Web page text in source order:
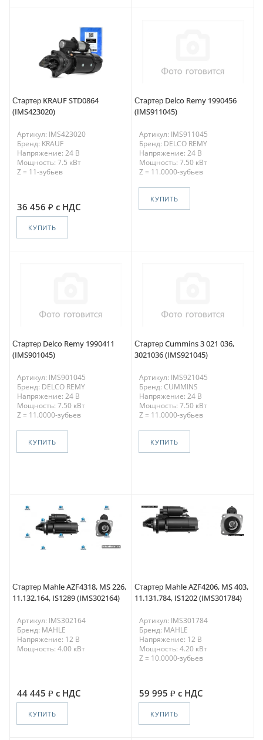
Стартер KRAUF STD0864
(IMS423020)
Артикул: IMS423020
Бренд: KRAUF
Напряжение: 24 В
Мощность: 7.5 кВт
Z = 11-зубьев
36 456 с НДС
КУПИТЬ
Стартер Delco Remy 1990456
(IMS911045)
Артикул: IMS911045
Бренд: DELCO REMY
Напряжение: 24 В
Мощность: 7.50 кВт
Z = 11.0000-зубьев
КУПИТЬ
Стартер Delco Remy 1990411
(IMS901045)
Артикул: IMS901045
Бренд: DELCO REMY
Напряжение: 24 В
Мощность: 7.50 кВт
Z = 11.0000-зубьев
КУПИТЬ
Стартер Cummins 3 021 036,
3021036 (IMS921045)
Артикул: IMS921045
Бренд: CUMMINS
Напряжение: 24 В
Мощность: 7.50 кВт
Z = 11.0000-зубьев
КУПИТЬ
Стартер Mahle AZF4318, MS 226,
11.132.164, IS1289 (IMS302164)
Артикул: IMS302164
Бренд: MAHLE
Напряжение: 12 В
Мощность: 4.00 кВт
44 445 с НДС
КУПИТЬ
Стартер Mahle AZF4206, MS 403,
11.131.784, IS1202 (IMS301784)
Артикул: IMS301784
Бренд: MAHLE
Напряжение: 12 В
Мощность: 4.20 кВт
Z = 10.0000-зубьев
59 995 с НДС
КУПИТЬ